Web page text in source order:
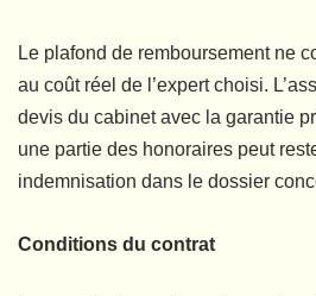
Le plafond de remboursement ne
au coût réel de l’expert choisi.
devis du cabinet avec la garantie
une partie des honoraires peut
indemnisation dans le dossier
Conditions du contrat